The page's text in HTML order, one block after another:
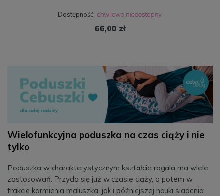
Dostępność:
66,00 zł
Wielofunkcyjna poduszka na czas ciąży i nie
tylko
Poduszka w charakterystycznym kształcie rogala ma wiele
zastosowań. Przyda się już w czasie ciąży, a potem w
trakcie karmienia maluszka, jak i późniejszej nauki siadania